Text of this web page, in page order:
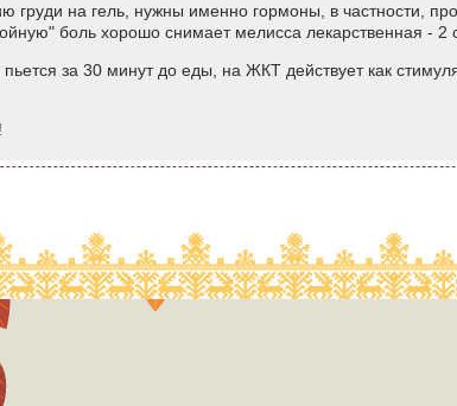
груди на гель, нужны именно гормоны, в частности,
боль хорошо снимает мелисса лекарственная - 2
за 30 минут до еды, на ЖКТ действует как